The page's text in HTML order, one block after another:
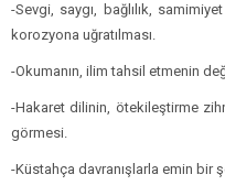
-Sevgi, saygı, bağlılık,
korozyona uğratılması.
-Okumanın, ilim tahsil etmenin
-Hakaret dilinin, ötekileştirme
görmesi.
-Küstahça davranışlarla emin bir